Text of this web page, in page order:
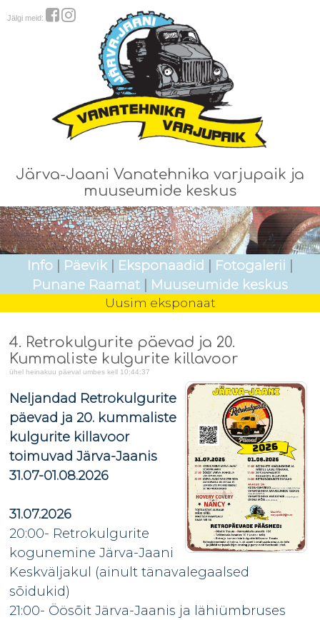
Jälgi meid:
Järva-Jaani Vanatehnika varjupaik ja
muuseumide keskus
Info Päevik Eksponaadid Fotogalerii
Punane Raamat
Muuseumide keskus
Uusim eksponaat
4. Retrokulgurite päevad ja 20.
Kummaliste kulgurite killavoor
ühel heinakuu päeval umbes kell 10:44:37
Neljandad Retrokulgurite
päevad ja 20. kummaliste
kulgurite killavoor
toimuvad Järva-Jaanis
31.07-01.08.2026
31.07.2026
20:00- Retrokulgurite
kogunemine Järva-Jaani
Keskväljakul (ainult tänavalegaalsed
sõidukid)
21:00- Öösõit Järva-Jaanis ja lähiümbruses